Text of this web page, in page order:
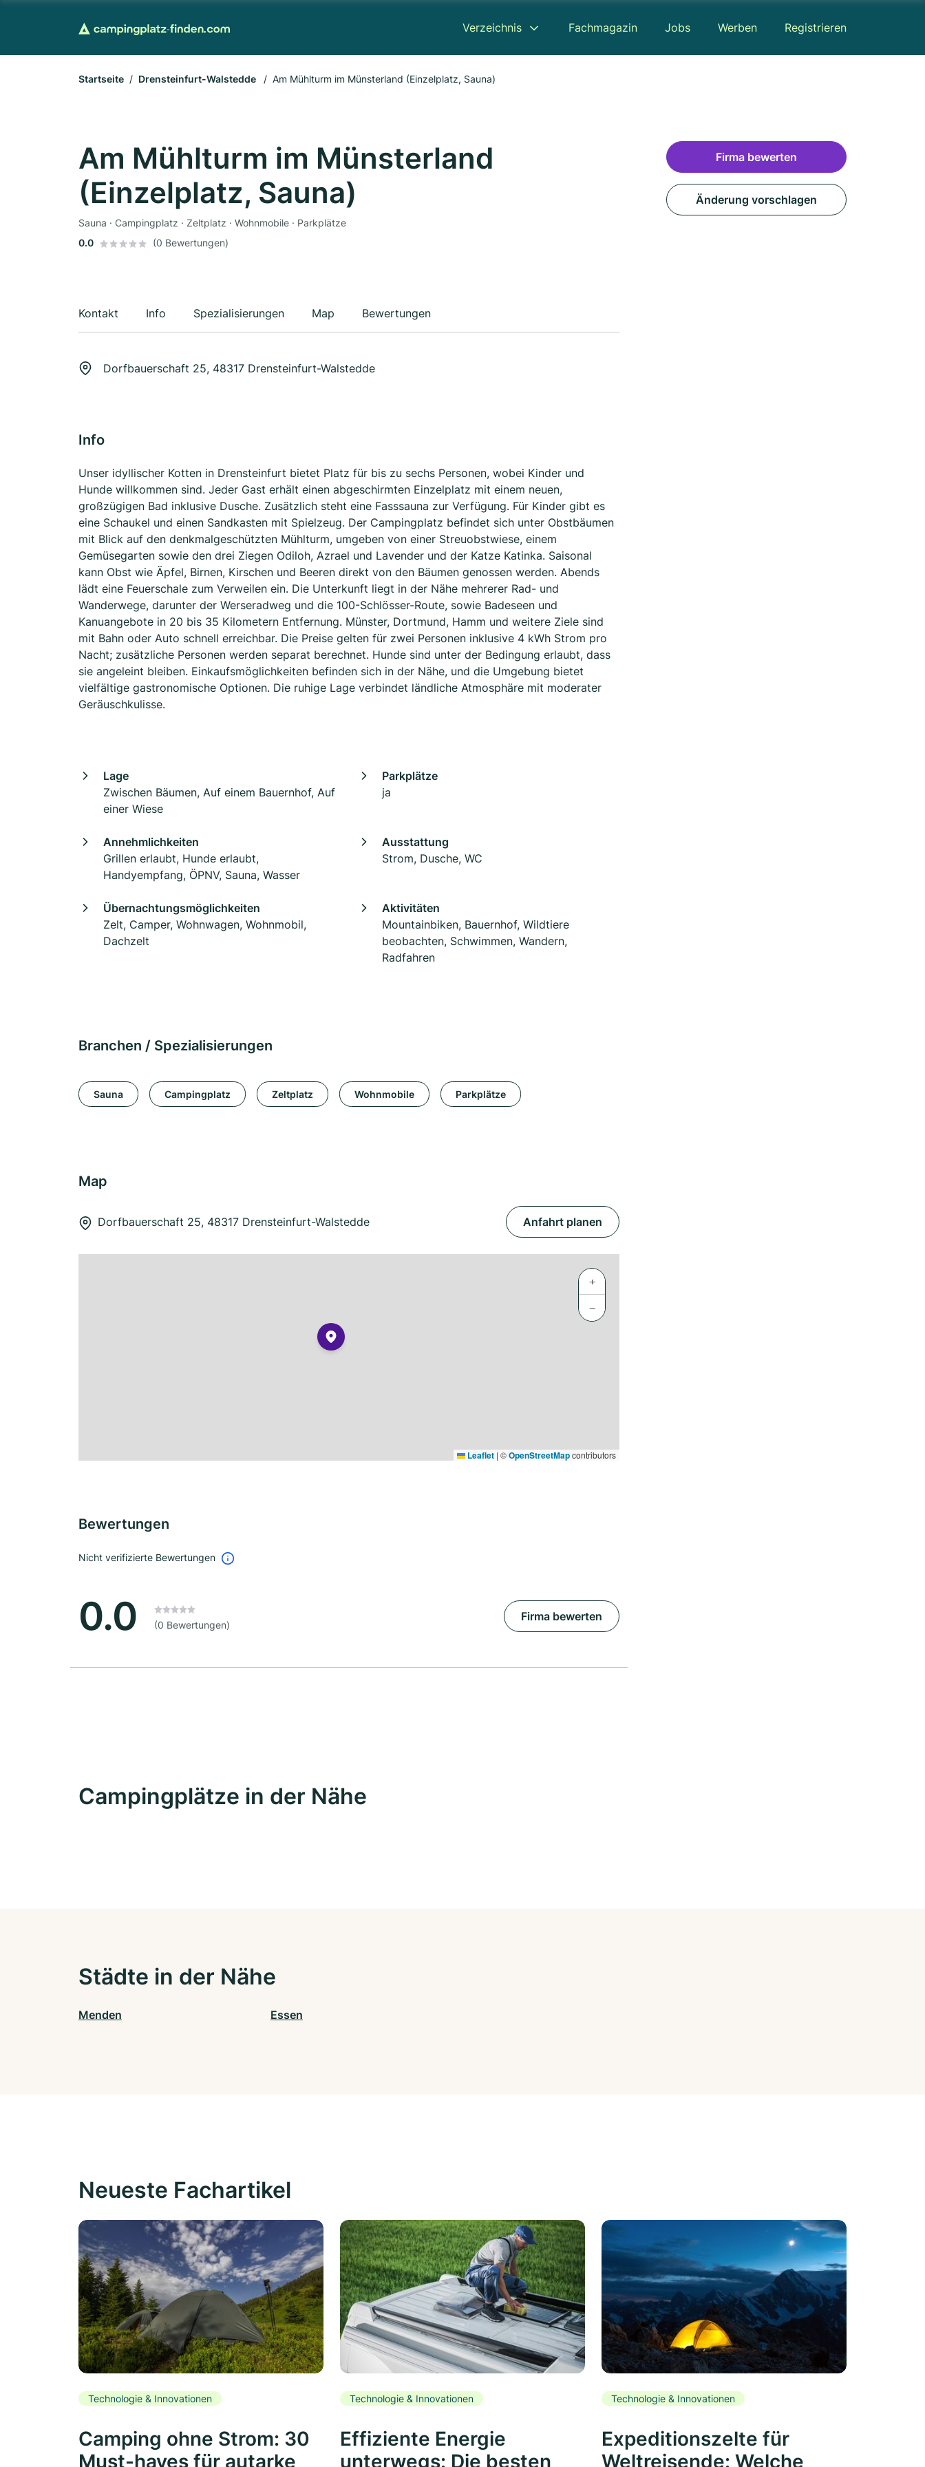
Verzeichnis Fachmagazin Jobs Werben Registrieren
Startseite Drensteinfurt-Walstedde Am Mühlturm im Münsterland (Einzelplatz, Sauna)
Am Mühlturm im Münsterland
(Einzelplatz, Sauna)
Sauna · Campingplatz · Zeltplatz · Wohnmobile · Parkplätze
0.0
(0 Bewertungen)
Kontakt Info Spezialisierungen Map Bewertungen
Dorfbauerschaft 25, 48317 Drensteinfurt-Walstedde
Info
Unser idyllischer Kotten in Drensteinfurt bietet Platz für bis zu sechs Personen, wobei Kinder und
Hunde willkommen sind. Jeder Gast erhält einen abgeschirmten Einzelplatz mit einem neuen,
großzügigen Bad inklusive Dusche. Zusätzlich steht eine Fasssauna zur Verfügung. Für Kinder gibt es
eine Schaukel und einen Sandkasten mit Spielzeug. Der Campingplatz befindet sich unter Obstbäumen
mit Blick auf den denkmalgeschützten Mühlturm, umgeben von einer Streuobstwiese, einem
Gemüsegarten sowie den drei Ziegen Odiloh, Azrael und Lavender und der Katze Katinka. Saisonal
kann Obst wie Äpfel, Birnen, Kirschen und Beeren direkt von den Bäumen genossen werden. Abends
lädt eine Feuerschale zum Verweilen ein. Die Unterkunft liegt in der Nähe mehrerer Rad- und
Wanderwege, darunter der Werseradweg und die 100-Schlösser-Route, sowie Badeseen und
Kanuangebote in 20 bis 35 Kilometern Entfernung. Münster, Dortmund, Hamm und weitere Ziele sind
mit Bahn oder Auto schnell erreichbar. Die Preise gelten für zwei Personen inklusive 4 kWh Strom pro
Nacht; zusätzliche Personen werden separat berechnet. Hunde sind unter der Bedingung erlaubt, dass
sie angeleint bleiben. Einkaufsmöglichkeiten befinden sich in der Nähe, und die Umgebung bietet
vielfältige gastronomische Optionen. Die ruhige Lage verbindet ländliche Atmosphäre mit moderater
Geräuschkulisse.
Lage
Zwischen Bäumen, Auf einem Bauernhof, Auf
einer Wiese
Parkplätze
ja
Annehmlichkeiten
Grillen erlaubt, Hunde erlaubt,
Handyempfang, ÖPNV, Sauna, Wasser
Ausstattung
Strom, Dusche, WC
Übernachtungsmöglichkeiten
Zelt, Camper, Wohnwagen, Wohnmobil,
Dachzelt
Aktivitäten
Mountainbiken, Bauernhof, Wildtiere
beobachten, Schwimmen, Wandern,
Radfahren
Branchen / Spezialisierungen
Sauna Campingplatz Zeltplatz Wohnmobile Parkplätze
Map
Dorfbauerschaft 25, 48317 Drensteinfurt-Walstedde Anfahrt planen
+
−
Leaflet | ©OpenStreetMapcontributors
Bewertungen
Nicht verifizierte Bewertungen
0.0 (0 Bewertungen)
Firma bewerten
Firma bewerten
Änderung vorschlagen
Campingplätze in der Nähe
Städte in der Nähe
Menden Essen
Neueste Fachartikel
Technologie & Innovationen
Camping ohne Strom: 30
Must-haves für autarke
Technologie & Innovationen
Effiziente Energie
unterwegs: Die besten
Technologie & Innovationen
Expeditionszelte für
Weltreisende: Welche